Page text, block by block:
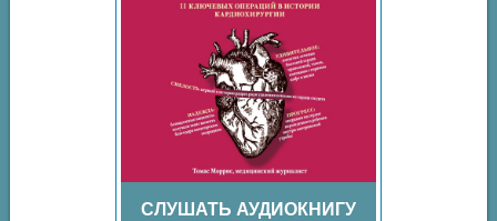
СЛУШАТЬ АУДИОКНИГУ